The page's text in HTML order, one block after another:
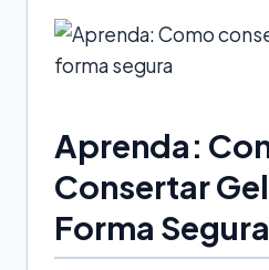
Aprenda:
Consertar
Forma Segura